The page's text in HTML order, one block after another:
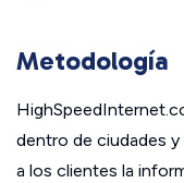
Metodología
dentro de ciudades y
a los clientes la